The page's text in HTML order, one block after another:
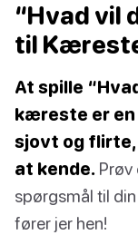
“Hvad vil
til
At spille
kæreste er
sjovt og flirte,
at kende. Prøv
spørgsmål til
fører jer hen!